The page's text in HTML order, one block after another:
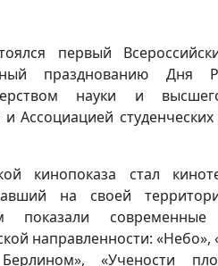
первый
празднованию Дня
науки и
Ассоциацией
кинопоказа стал
на своей
показали современные
направленности:
«Учености